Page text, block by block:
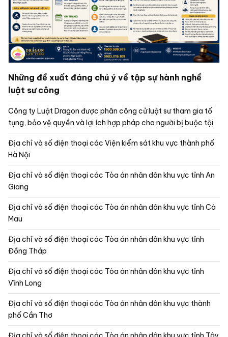
Những đề xuất đáng chú ý về tập sự hành nghề
luật sư công
Công ty Luật Dragon được phân công cử luật sư tham gia tố
tụng, bảo vệ quyền và lợi ích hợp pháp cho người bị buộc tội
Địa chỉ và số điện thoại các Viện kiểm sát khu vực thành phố
Hà Nội
Địa chỉ và số điện thoại các Tòa án nhân dân khu vực tỉnh An
Giang
Địa chỉ và số điện thoại các Tòa án nhân dân khu vực tỉnh Cà
Mau
Địa chỉ và số điện thoại các Tòa án nhân dân khu vực tỉnh
Đồng Tháp
Địa chỉ và số điện thoại các Tòa án nhân dân khu vực tỉnh
Vĩnh Long
Địa chỉ và số điện thoại các Tòa án nhân dân khu vực thành
phố Cần Thơ